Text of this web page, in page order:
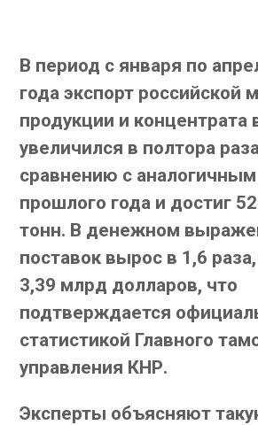
В период с января по
года экспорт российской
продукции и концентрата
увеличился в полтора
сравнению с
прошлого года и достиг
тонн. В денежном
поставок вырос в 1,6
3,39 млрд долларов, что
подтверждается
статистикой Главного
управления КНР.
Эксперты объясняют